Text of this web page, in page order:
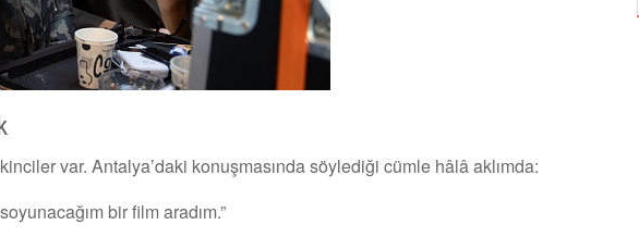
var. Antalya’daki konuşmasında söylediği cümle hâlâ aklımda:
bir film aradım.”